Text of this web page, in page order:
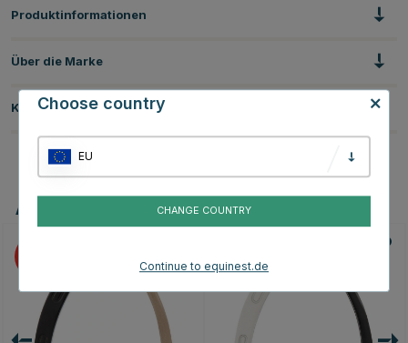
Produktinformationen
Über die Marke
Kundenbewertungen
Andere Produkte, die Ihnen gefallen könnten
Choose country
EU
CHANGE COUNTRY
Continue to equinest.de